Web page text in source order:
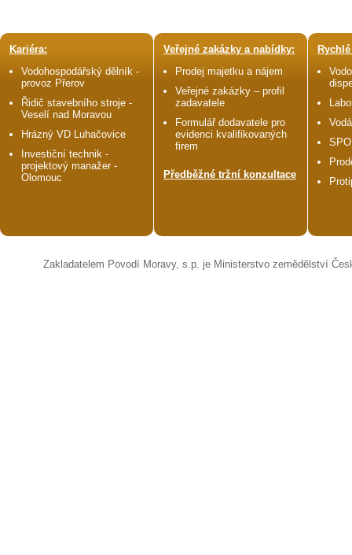
Kariéra:
Vodohospodářský dělník -
provoz Přerov
Řidič stavebního stroje -
Veselí nad Moravou
Hrázný VD Luhačovice
Investiční technik -
projektový manažer -
Olomouc
Veřejné zakázky a nabídky:
Prodej majetku a nájem
Veřejné zakázky – profil
zadavatele
Formulář dodavatele pro
evidenci kvalifikovaných
firem
Předběžné tržní konzultace
Zakladatelem Povodí Moravy, s.p. je Ministerstvo zemědělství